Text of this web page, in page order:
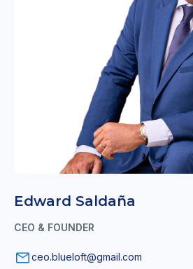
Edward Saldaña
CEO & FOUNDER
ceo.blueloft@gmail.com